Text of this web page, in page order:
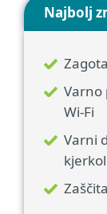
Najbolj
Varno
Wi-Fi
Varni